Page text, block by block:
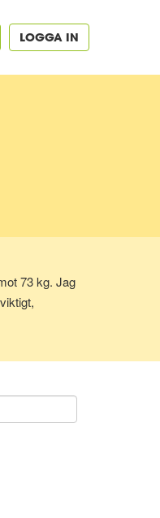
LOGGA IN
73 kg. Jag